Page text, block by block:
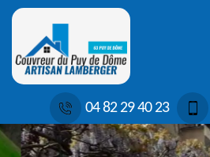
04 82 29 40 23